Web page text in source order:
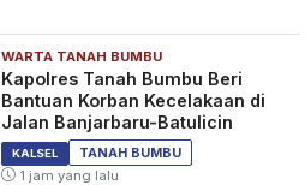
WARTA TANAH BUMBU
Kapolres Tanah Bumbu Beri
Bantuan Korban Kecelakaan di
Jalan Banjarbaru-Batulicin
KALSEL
TANAH BUMBU
1 jam yang lalu